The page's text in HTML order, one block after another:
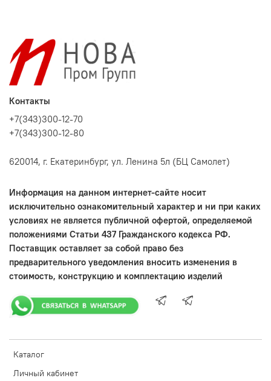
Каталог
Личный кабинет
Контакты
+7(343)300-12-70
+7(343)300-12-80
620014, г. Екатеринбург, ул. Ленина 5л (БЦ Самолет)
Информация на данном интернет-сайте носит
исключительно ознакомительный характер и ни при каких
условиях не является публичной офертой, определяемой
положениями Статьи 437 Гражданского кодекса РФ.
Поставщик оставляет за собой право без
предварительного уведомления вносить изменения в
стоимость, конструкцию и комплектацию изделий